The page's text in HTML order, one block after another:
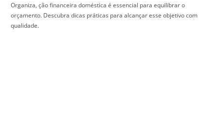
Organiza, ção financeira doméstica é essencial para equilibrar o
orçamento. Descubra dicas práticas para alcançar esse objetivo com
qualidade.